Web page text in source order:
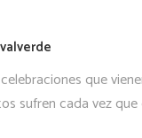
que
sufren cada vez